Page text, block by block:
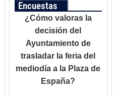
Encuestas
¿Cómo valoras la
decisión del
Ayuntamiento de
trasladar la feria del
mediodía a la Plaza de
España?